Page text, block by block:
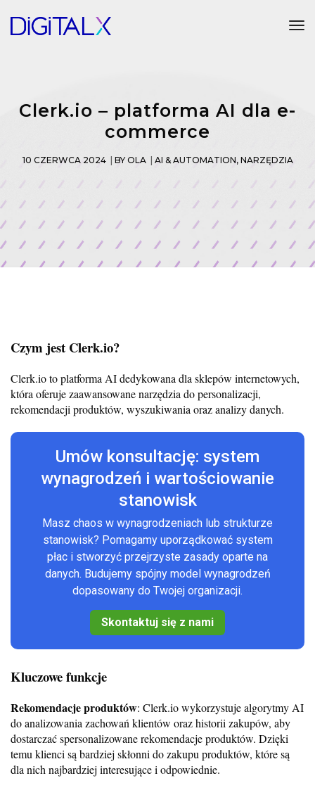
Clerk.io – platforma AI dla e-
commerce
10 CZERWCA 2024 BYOLA AI & AUTOMATION, NARZĘDZIA
Czym jest Clerk.io?
Clerk.io to platforma AI dedykowana dla sklepów internetowych,
która oferuje zaawansowane narzędzia do personalizacji,
rekomendacji produktów, wyszukiwania oraz analizy danych.
Umów konsultację: system
wynagrodzeń i wartościowanie
stanowisk
Masz chaos w wynagrodzeniach lub strukturze
stanowisk? Pomagamy uporządkować system
płac i stworzyć przejrzyste zasady oparte na
danych. Budujemy spójny model wynagrodzeń
dopasowany do Twojej organizacji.
Skontaktuj się z nami
Kluczowe funkcje
Rekomendacje produktów: Clerk.io wykorzystuje algorytmy AI
do analizowania zachowań klientów oraz historii zakupów, aby
dostarczać spersonalizowane rekomendacje produktów. Dzięki
temu klienci są bardziej skłonni do zakupu produktów, które są
dla nich najbardziej interesujące i odpowiednie.